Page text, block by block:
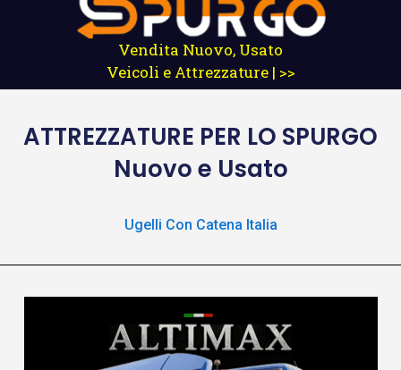
Vendita Nuovo, Usato
Veicoli e Attrezzature | >>
ATTREZZATURE PER LO SPURGO
Nuovo e Usato
Ugelli Con Catena Italia